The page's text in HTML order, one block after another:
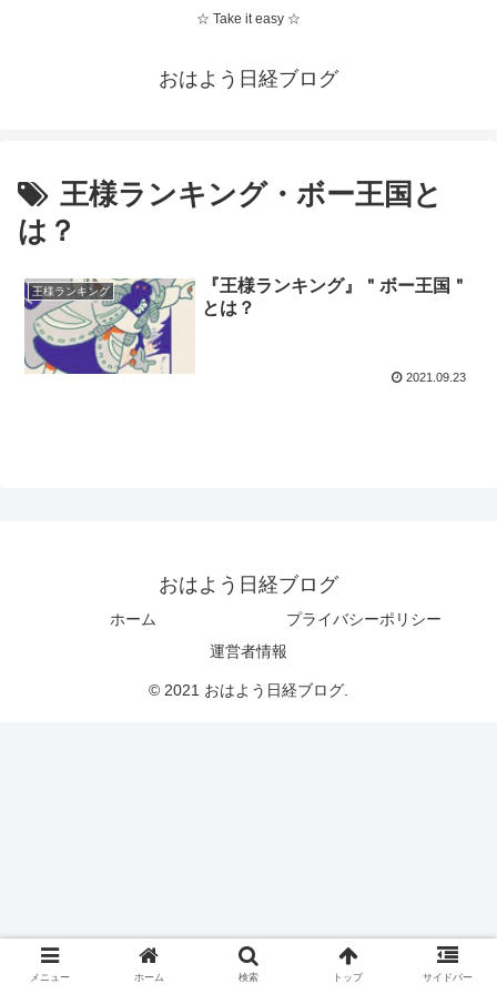
☆ Take it easy ☆
おはよう日経ブログ
王様ランキング・ボー王国と
は？
王様ランキング
『王様ランキング』＂ボー王国＂
とは？
2021.09.23
おはよう日経ブログ
ホーム
プライバシーポリシー
運営者情報
© 2021 おはよう日経ブログ.
メニュー ホーム 検索 トップ サイドバー